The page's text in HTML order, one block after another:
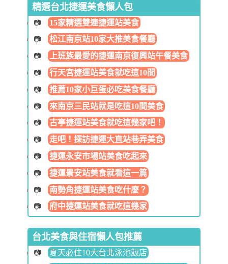
精選台北捷運美食懶人包
15家精選雙連捷運站美食
松江南京站10家大推美食餐廳
上班族最愛的捷運南京復興站午餐美食
行天宮捷運站美食就吃這10間
推薦10家小巨蛋必吃美食餐廳
來南京三民站就是吃這10間美食
古亭捷運站美食就吃這幾家吧！
走吧！探訪捷運大直站巷弄美食
捷運永安市場站美食吃起來
捷運景安站美食就看這一篇
南勢角捷運站美食吃什麼？
府中捷運站美食就吃這幾家
台北美食與住宿懶人包推薦
夏天必住10大台北泳池飯店